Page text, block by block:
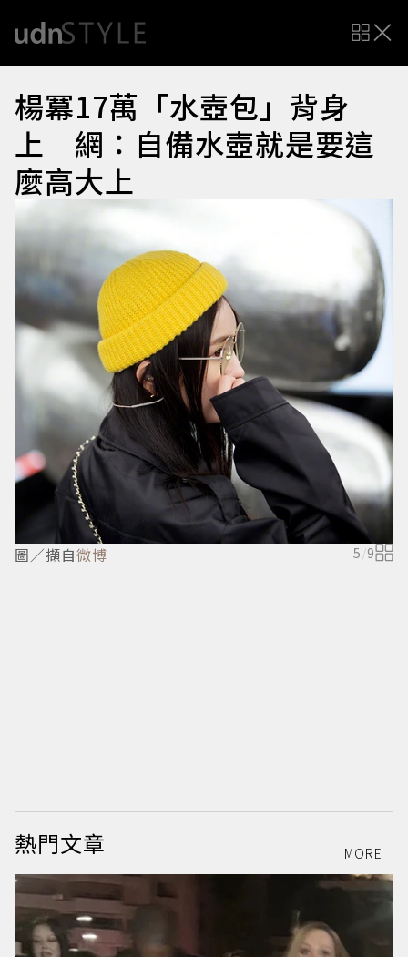
楊冪17萬「水壺包」背身
上 網：自備水壺就是要這
麼高大上
圖／擷自微博 5 /9
熱門文章 MORE